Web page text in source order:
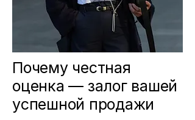
Почему честная
оценка — залог вашей
успешной продажи